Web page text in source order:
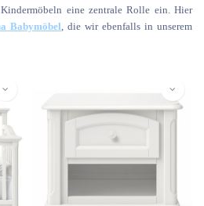
eine zentrale Rolle ein. Hier
Babymöbel , die wir ebenfalls in unserem